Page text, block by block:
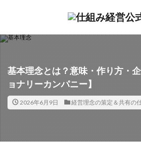
基本理念とは？意味・作り方・
ョナリーカンパニー】
2026年6月9日 経営理念の策定＆共有の